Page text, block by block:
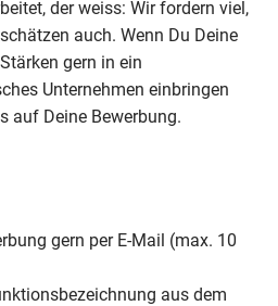
der weiss: Wir fordern viel,
auch. Wenn Du Deine
gern in ein
Unternehmen einbringen
auf Deine Bewerbung.
gern per E-Mail (max. 10
aus dem